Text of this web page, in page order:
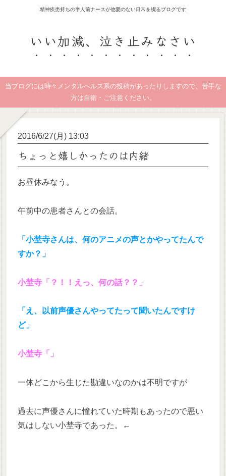
精神疾患持ちの半人前ナースが他愛のない日常を綴るブログです
いい加減、泣き止みなさい
当ブログには時々メンタルヘルス系の投稿があったりしますので、苦手な
方は自衛・ご注意ください。
2016/6/27(月) 13:03
ちょっと嬉しかったのは内緒
お昼休みなう。
午前中の患者さんとの会話。
「小埜寺さんは、何のアニメの声とかやってたんで
すか？」
小埜寺「？！！えっ、何の話？？」
「え、以前声優さんやってたって聞いたんですけ
ど」
小埜寺「」
一体どこから生じた勘違いなのかは不明ですが
過去に声優さんに憧れていた時期もあったので悪い
気はしない小埜寺であった。←